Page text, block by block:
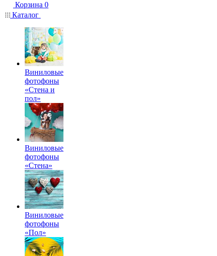
Корзина 0
Каталог
Виниловые
фотофоны
«Стена и
пол»
Виниловые
фотофоны
«Стена»
Виниловые
фотофоны
«Пол»